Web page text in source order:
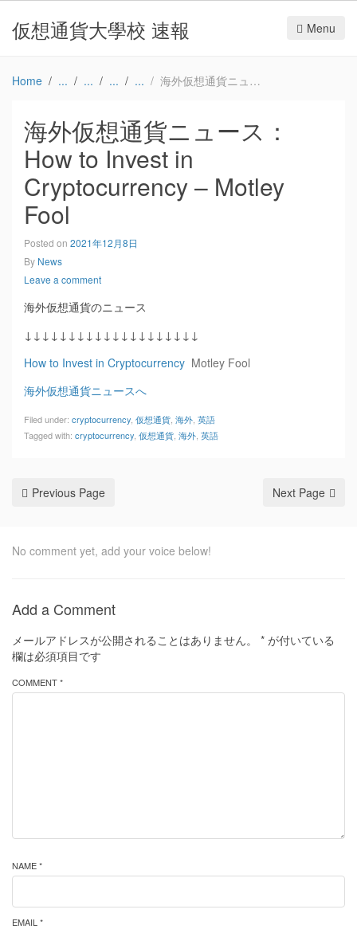
仮想通貨大學校 速報 Menu
Home 海外仮想通貨ニュース：How to Invest in Cryptocurrency – Motley Fool
海外仮想通貨ニュース：
How to Invest in
Cryptocurrency – Motley
Fool
Posted on 2021年12月8日
By News
Leave a comment
海外仮想通貨のニュース
↓↓↓↓↓↓↓↓↓↓↓↓↓↓↓↓↓↓↓↓
How to Invest in Cryptocurrency Motley Fool
海外仮想通貨ニュースへ
Filed under: cryptocurrency 仮想通貨 海外 英語
Tagged with: cryptocurrency 仮想通貨 海外 英語
Previous Page Next Page
No comment yet, add your voice below!
Add a Comment
メールアドレスが公開されることはありません。 * が付いている
欄は必須項目です
COMMENT *
NAME *
EMAIL *